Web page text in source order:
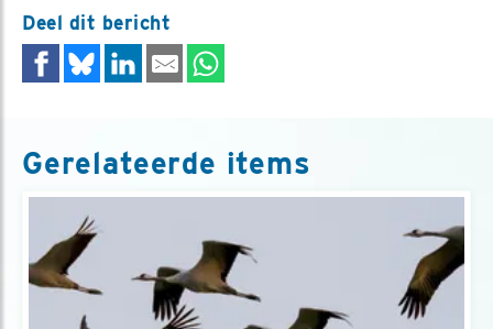
Deel dit bericht
Gerelateerde items